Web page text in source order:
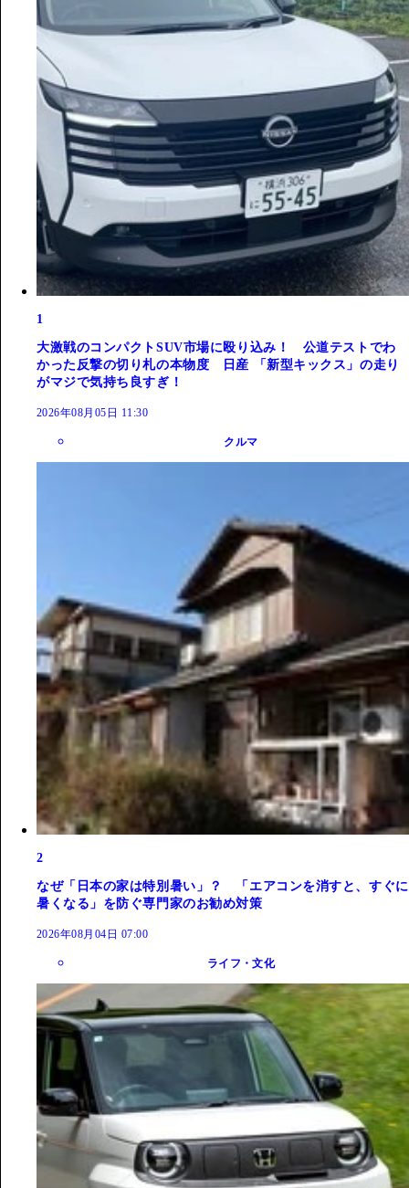
1
大激戦のコンパクトSUV市場に殴り込み！ 公道テストでわ
かった反撃の切り札の本物度 日産 「新型キックス」の走り
がマジで気持ち良すぎ！
2026年08月05日 11:30
クルマ
2
なぜ「日本の家は特別暑い」？ 「エアコンを消すと、すぐに
暑くなる」を防ぐ専門家のお勧め対策
2026年08月04日 07:00
ライフ・文化